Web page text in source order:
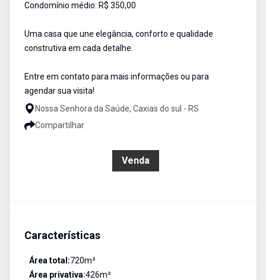
Condomínio médio: R$ 350,00
Uma casa que une elegância, conforto e qualidade
construtiva em cada detalhe.
Entre em contato para mais informações ou para
agendar sua visita!
Nossa Senhora da Saúde, Caxias do sul - RS
Compartilhar
Venda
Características
Área total:720m²
Área privativa:426m²